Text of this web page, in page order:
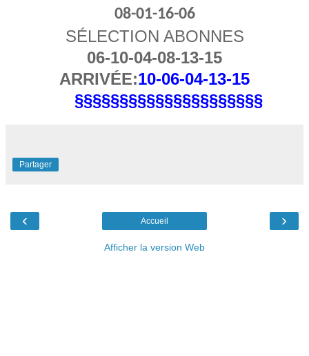
08-01-16-06
SÉLECTION ABONNES
06-10-04-08-13-15
ARRIVÉE:10-06-04-13-15
§§§§§§§§§§§§§§§§§§§§§
Partager
‹ ›
Accueil
Afficher la version Web